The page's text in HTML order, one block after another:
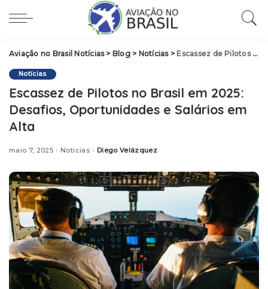
Aviação no Brasil Notícias> Blog> Notícias> Escassez de Pilotos no Brasil em 2025: Desafios, Oportunidades e Salários em Alta
Notícias
Escassez de Pilotos no Brasil em 2025:
Desafios, Oportunidades e Salários em
Alta
maio 7, 2025 NotíciasPosted
Diego Velázquez